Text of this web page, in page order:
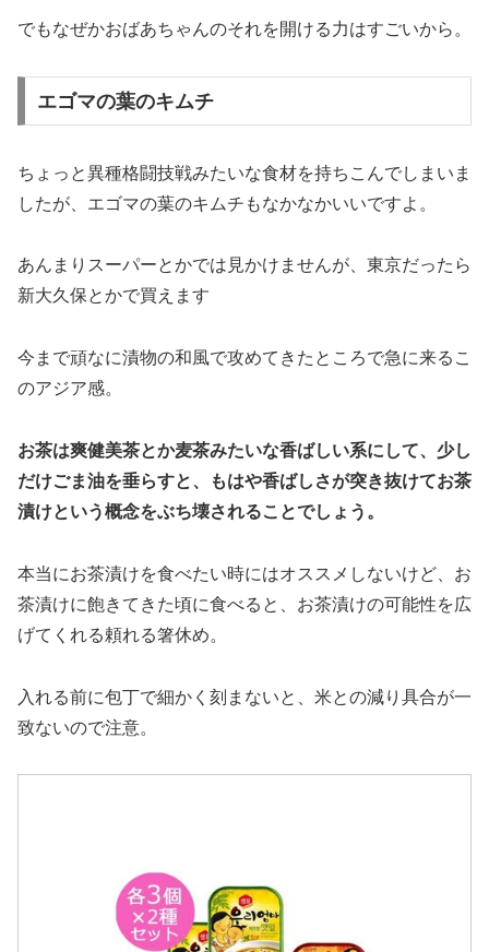
でもなぜかおばあちゃんのそれを開ける力はすごいから。
エゴマの葉のキムチ
ちょっと異種格闘技戦みたいな食材を持ちこんでしまいま
したが、エゴマの葉のキムチもなかなかいいですよ。
あんまりスーパーとかでは見かけませんが、東京だったら
新大久保とかで買えます
今まで頑なに漬物の和風で攻めてきたところで急に来るこ
のアジア感。
お茶は爽健美茶とか麦茶みたいな香ばしい系にして、少し
だけごま油を垂らすと、もはや香ばしさが突き抜けてお茶
漬けという概念をぶち壊されることでしょう。
本当にお茶漬けを食べたい時にはオススメしないけど、お
茶漬けに飽きてきた頃に食べると、お茶漬けの可能性を広
げてくれる頼れる箸休め。
入れる前に包丁で細かく刻まないと、米との減り具合が一
致ないので注意。